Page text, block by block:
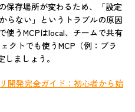
保存場所が変わるため、「設定
らない」というトラブルの原因
使うMCPはlocal、チームで共有
クトでも使うMCP（例：ブラ
ましょう。
開発完全ガイド：初心者から始